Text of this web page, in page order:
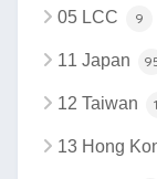
05 LCC 9
11 Japan
12 Taiwan
13 Hong